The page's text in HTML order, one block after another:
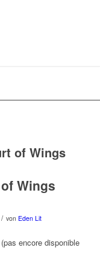
of Wings
Wings
/ von Eden Lit
encore disponible